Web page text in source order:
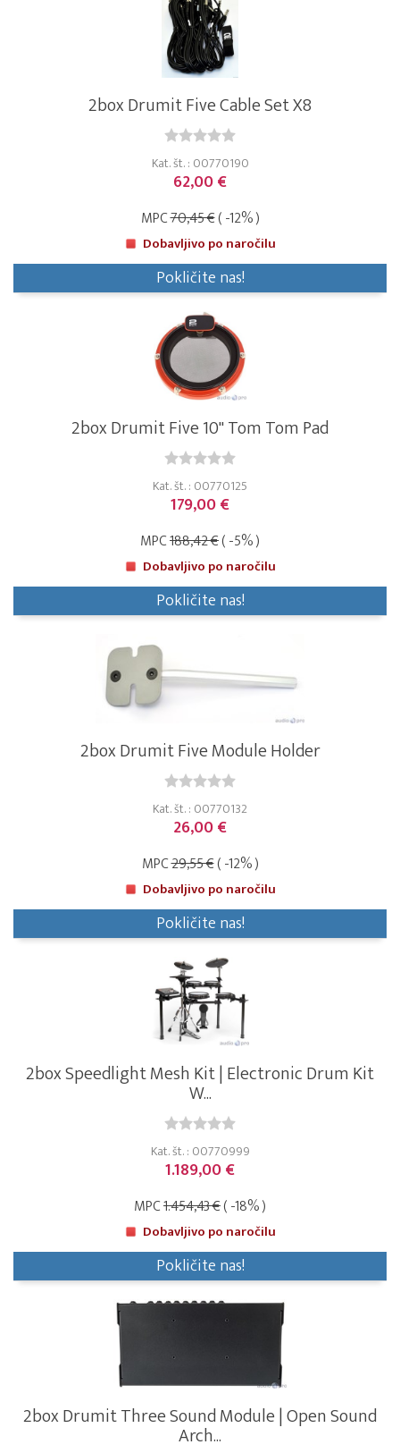
2box Drumit Five Cable Set X8
Kat. št. : 00770190
62,00 €
MPC70,45 €( -12% )
Dobavljivo po naročilu
Pokličite nas!
2box Drumit Five 10" Tom Tom Pad
Kat. št. : 00770125
179,00 €
MPC188,42 €( -5% )
Dobavljivo po naročilu
Pokličite nas!
2box Drumit Five Module Holder
Kat. št. : 00770132
26,00 €
MPC29,55 €( -12% )
Dobavljivo po naročilu
Pokličite nas!
2box Speedlight Mesh Kit | Electronic Drum Kit
W...
Kat. št. : 00770999
1.189,00 €
MPC1.454,43 €( -18% )
Dobavljivo po naročilu
Pokličite nas!
2box Drumit Three Sound Module | Open Sound
Arch...